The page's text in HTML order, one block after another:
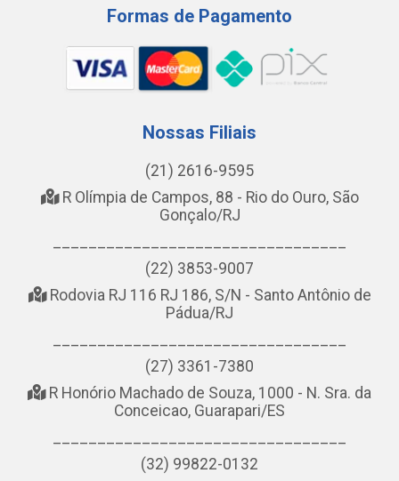
Formas de Pagamento
Nossas Filiais
(21) 2616-9595
R Olímpia de Campos, 88 - Rio do Ouro, São
Gonçalo/RJ
(22) 3853-9007
Rodovia RJ 116 RJ 186, S/N - Santo Antônio de
Pádua/RJ
(27) 3361-7380
R Honório Machado de Souza, 1000 - N. Sra. da
Conceicao, Guarapari/ES
(32) 99822-0132